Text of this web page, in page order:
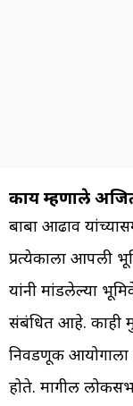
काय म्हणाले
बाबा आढाव
प्रत्येकाला आपली
यांनी मांडलेल्या
संबंधित आहे. काही
निवडणूक आयोगाला
होते. मागील